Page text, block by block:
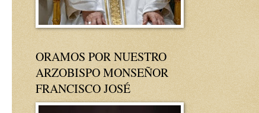
ORAMOS POR NUESTRO
ARZOBISPO MONSEÑOR
FRANCISCO JOSÉ